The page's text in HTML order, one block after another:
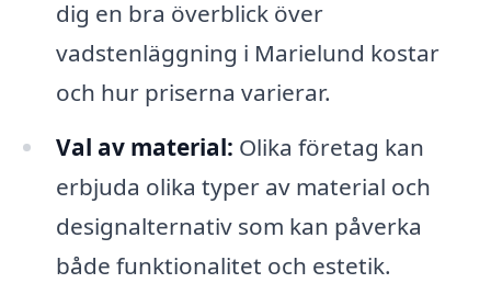
dig en bra överblick över
vadstenläggning i Marielund kostar
och hur priserna varierar.
Val av material: Olika företag kan
erbjuda olika typer av material och
designalternativ som kan påverka
både funktionalitet och estetik.